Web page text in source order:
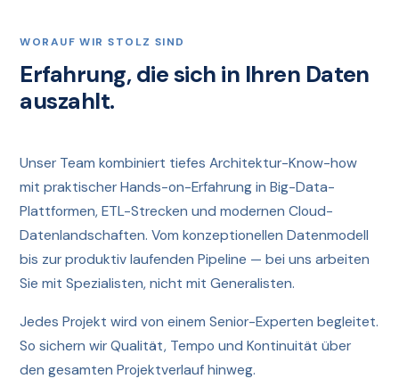
WORAUF WIR STOLZ SIND
Erfahrung, die sich in Ihren Daten
auszahlt.
Unser Team kombiniert tiefes Architektur-Know-how
mit praktischer Hands-on-Erfahrung in Big-Data-
Plattformen, ETL-Strecken und modernen Cloud-
Datenlandschaften. Vom konzeptionellen Datenmodell
bis zur produktiv laufenden Pipeline — bei uns arbeiten
Sie mit Spezialisten, nicht mit Generalisten.
Jedes Projekt wird von einem Senior-Experten begleitet.
So sichern wir Qualität, Tempo und Kontinuität über
den gesamten Projektverlauf hinweg.